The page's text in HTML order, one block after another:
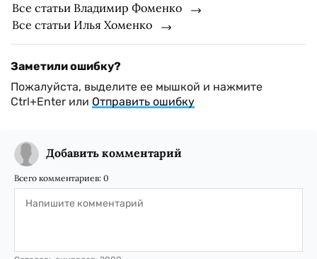
Все статьи Владимир Фоменко
Все статьи Илья Хоменко
Заметили ошибку?
Пожалуйста, выделите ее мышкой и нажмите
Ctrl+Enter или Отправить ошибку
Добавить комментарий
Всего комментариев: 0